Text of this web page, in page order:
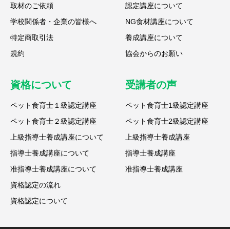
取材のご依頼
学校関係者・企業の皆様へ
特定商取引法
規約
認定講座について
NG食材講座について
養成講座について
協会からのお願い
資格について
ペット食育士１級認定講座
ペット食育士２級認定講座
上級指導士養成講座について
指導士養成講座について
准指導士養成講座について
資格認定の流れ
資格認定について
受講者の声
ペット食育士1級認定講座
ペット食育士2級認定講座
上級指導士養成講座
指導士養成講座
准指導士養成講座